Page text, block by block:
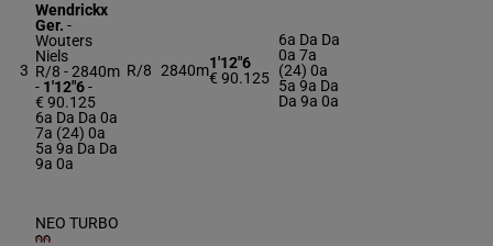
3
Wendrickx
Ger. -
Wouters
Niels
R/8 - 2840m
- 1'12"6-
€ 90.125
6a Da Da 0a
7a (24) 0a
5a 9a Da Da
9a 0a
R/8 2840m1'12"6
€ 90.125
6a Da Da
0a 7a
(24) 0a
5a 9a Da
Da 9a 0a
NEO TURBO